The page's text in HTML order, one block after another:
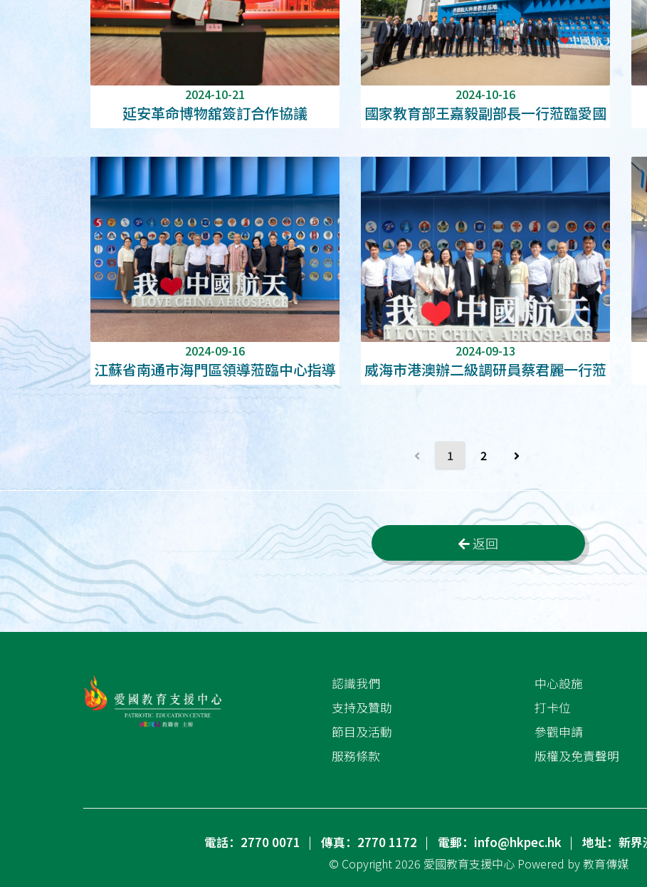
2024-10-21
延安革命博物舘簽訂合作協議
2024-10-16
國家教育部王嘉毅副部長一行蒞臨愛國
2024-09-16
江蘇省南通市海門區領導蒞臨中心指導
2024-09-13
威海市港澳辦二級調研員蔡君麗一行蒞
1 2
返回
認識我們
支持及贊助
節目及活動
服務條款
中心設施
打卡位
參觀申請
版權及免責聲明
電話：2770 0071 傳真：2770 1172 電郵：info@hkpec.hk
地址：新界
© Copyright 2026 愛國教育支援中心 Powered by教育傳媒